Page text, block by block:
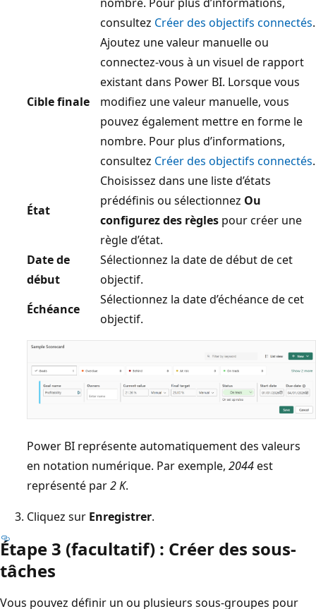
consultez Créer des objectifs connectés.
Cible finale
Ajoutez une valeur manuelle ou
connectez-vous à un visuel de rapport
existant dans Power BI. Lorsque vous
modifiez une valeur manuelle, vous
pouvez également mettre en forme le
nombre. Pour plus d’informations,
consultez Créer des objectifs connectés.
État
Choisissez dans une liste d’états
prédéfinis ou sélectionnez Ou
configurez des règles pour créer une
règle d’état.
Date de
début
Sélectionnez la date de début de cet
objectif.
Échéance
Sélectionnez la date d’échéance de cet
objectif.
Power BI représente automatiquement des valeurs
en notation numérique. Par exemple, 2044est
représenté par2 K.
Cliquez sur Enregistrer.
Étape 3 (facultatif) : Créer des sous-
tâches
Vous pouvez définir un ou plusieurs sous-groupes pour